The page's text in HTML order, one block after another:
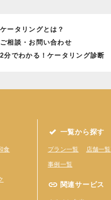
ケータリングとは？
ご相談・お問い合わせ
2分でわかる！ケータリング診断
食
一覧から探す
プラン一覧 店舗一覧
事例一覧
関連サービス